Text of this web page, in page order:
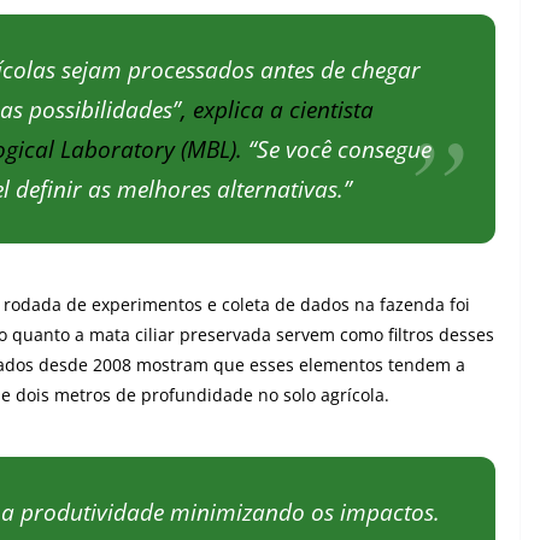
sejam processados antes de chegar
possibilidades”, explica a cientista
Laboratory (MBL). “Se você consegue
definir as melhores alternativas.”
de experimentos e coleta de dados na fazenda foi
a mata ciliar preservada servem como filtros desses
desde 2008 mostram que esses elementos tendem a
dois metros de profundidade no solo agrícola.
produtividade minimizando os impactos.